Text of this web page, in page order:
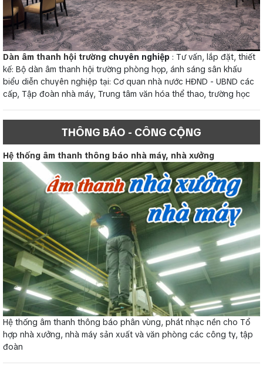
Dàn âm thanh hội trường chuyên nghiệp : Tư vấn, lắp đặt, thiết
kế: Bộ dàn âm thanh hội trường phòng họp, ánh sáng sân khấu
biểu diễn chuyên nghiệp tại: Cơ quan nhà nước HĐND - UBND các
cấp, Tập đoàn nhà máy, Trung tâm văn hóa thể thao, trường học
THÔNG BÁO - CÔNG CỘNG
Hệ thống âm thanh thông báo nhà máy, nhà xưởng
Hệ thống âm thanh thông báo phân vùng, phát nhạc nền cho Tổ
hợp nhà xưởng, nhà máy sản xuất và văn phòng các công ty, tập
đoàn